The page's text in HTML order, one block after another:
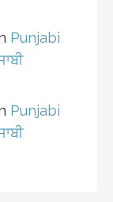
Punjabi
Punjabi